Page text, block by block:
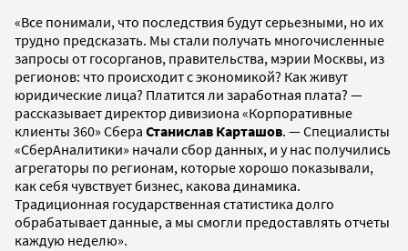
«Все понимали, что последствия будут серьезными, но их
трудно предсказать. Мы стали получать многочисленные
запросы от госорганов, правительства, мэрии Москвы, из
регионов: что происходит с экономикой? Как живут
юридические лица? Платится ли заработная плата? —
рассказывает директор дивизиона «Корпоративные
клиенты 360» Сбера Станислав Карташов. — Специалисты
«СберАналитики» начали сбор данных, и у нас получились
агрегаторы по регионам, которые хорошо показывали,
как себя чувствует бизнес, какова динамика.
Традиционная государственная статистика долго
обрабатывает данные, а мы смогли предоставлять отчеты
каждую неделю».